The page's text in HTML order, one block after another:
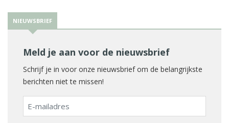
NIEUWSBRIEF
Meld je aan voor de nieuwsbrief
Schrijf je in voor onze nieuwsbrief om de belangrijkste
berichten niet te missen!
E-
mailadres